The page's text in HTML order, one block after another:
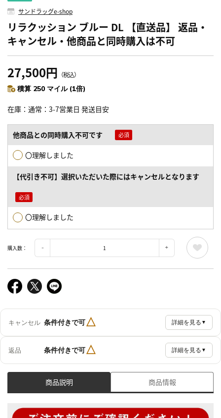
サンドラッグe-shop
リラクッション ブルー DL 【直送品】 返品・
キャンセル・他商品と同時購入は不可
27,500円 （税込）
積算 250 マイル (1倍)
在庫 通常：3-7営業日 発送目安
他商品との同時購入不可です
〇理解しました
【代引き不可】選択いただいた際にはキャンセルとなります
〇理解しました
購入数：
キャンセル 条件付きで可△ 詳細を見る ▼
返品 条件付きで可△ 詳細を見る ▼
商品説明 商品情報